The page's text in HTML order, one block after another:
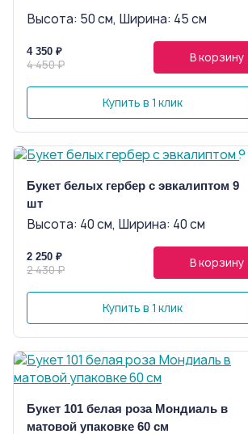
Высота: 50 см, Ширина: 45 см
4 350 ₽
4 450 ₽ В корзину
Купить в 1 клик
Букет белых гербер с эвкалиптом 9
шт
Высота: 40 см, Ширина: 40 см
2 250 ₽
2 430 ₽ В корзину
Купить в 1 клик
Букет 101 белая роза Мондиаль в
матовой упаковке 60 см